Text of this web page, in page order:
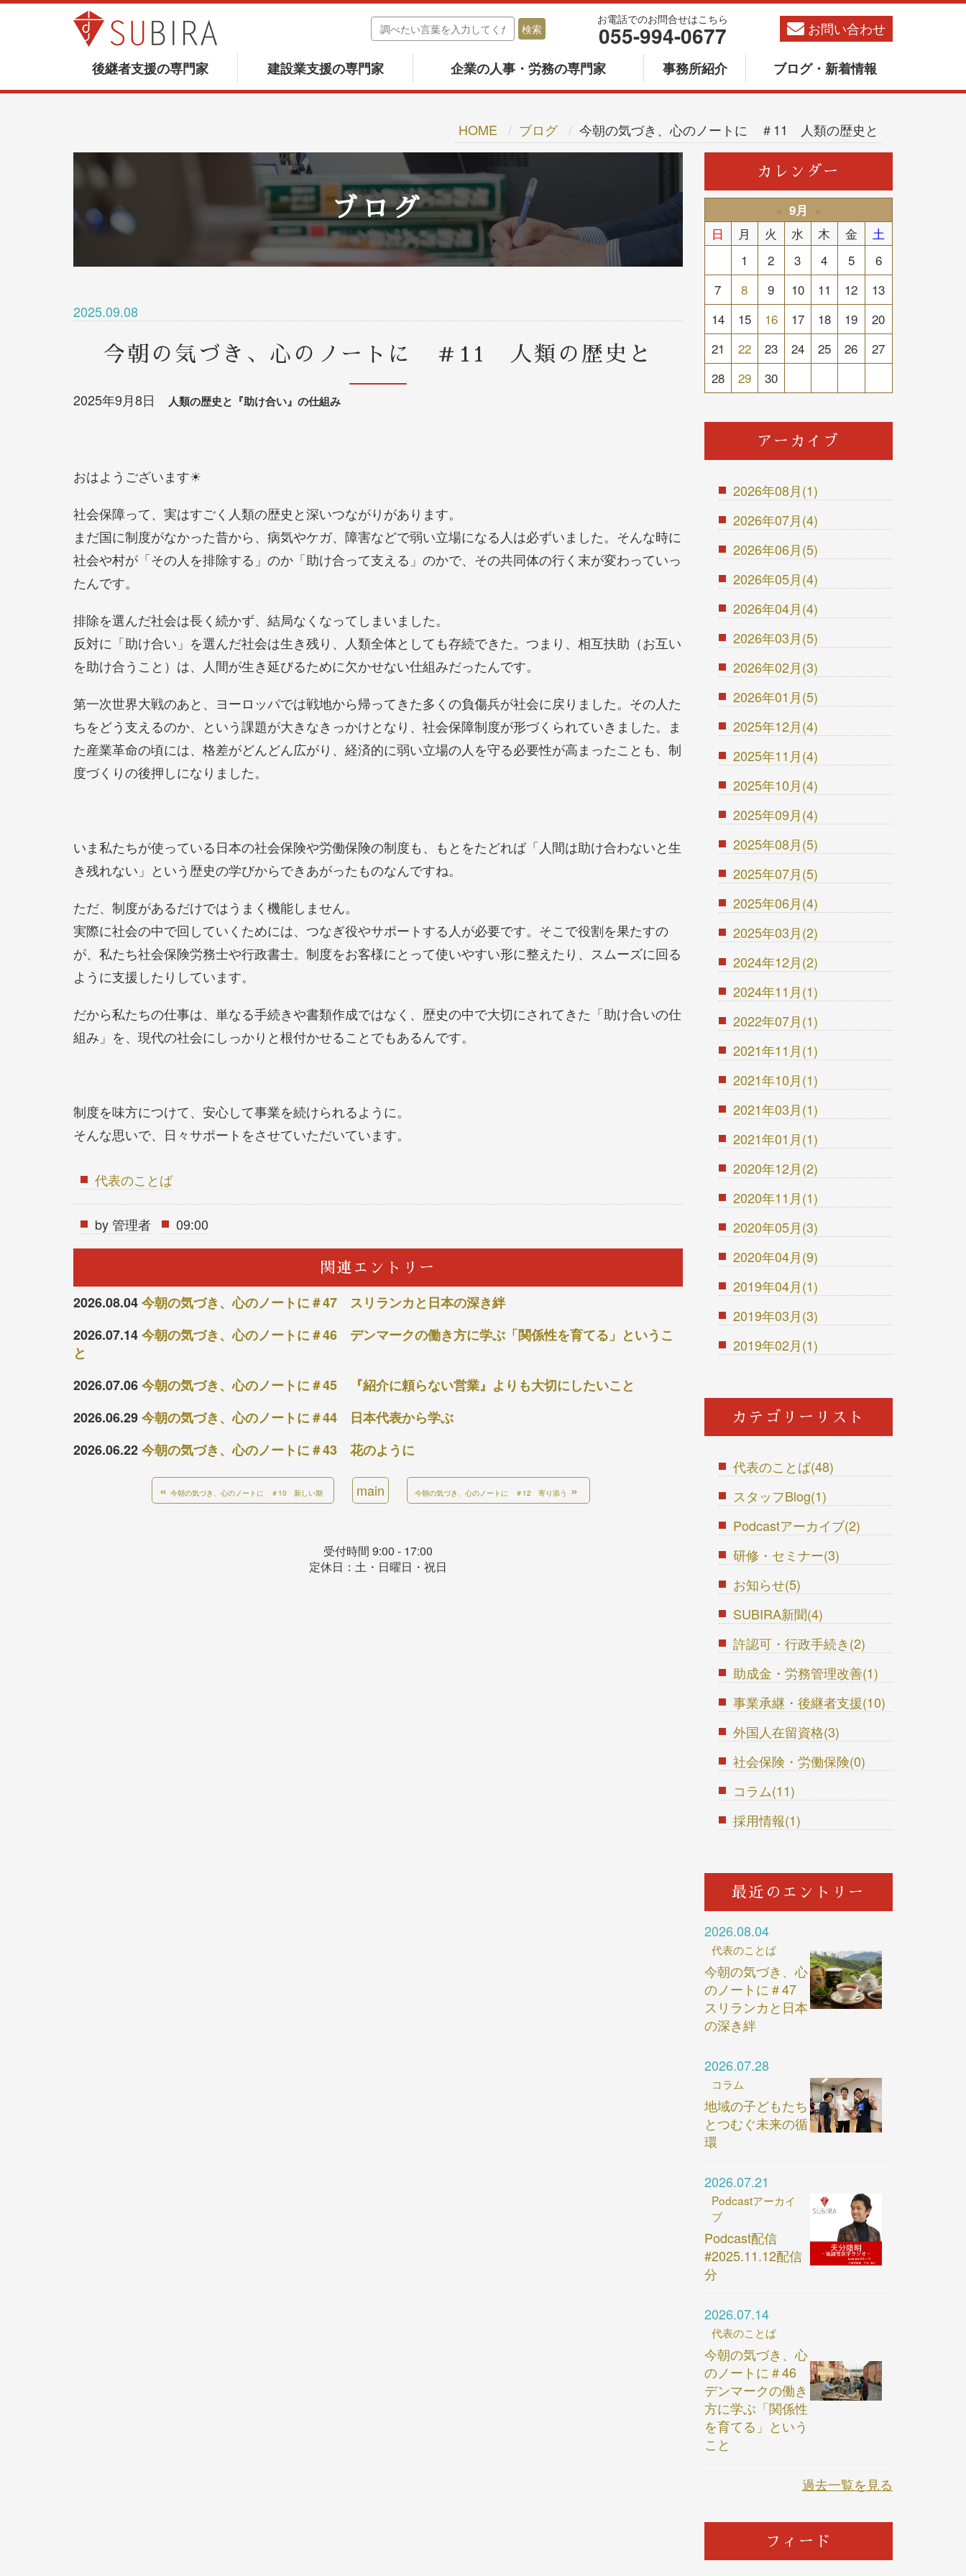
お電話でのお問合せはこちら
055-994-0677 お問い合わせ
後継者支援の専門家 建設業支援の専門家 企業の人事・労務の専門家 事務所紹介 ブログ・新着情報
HOME ブログ 今朝の気づき、心のノートに ＃11 人類の歴史と
ブログ
2025.09.08
今朝の気づき、心のノートに ＃11 人類の歴史と
2025年9月8日 人類の歴史と『助け合い』の仕組み
おはようございます☀
社会保障って、実はすごく人類の歴史と深いつながりがあります。
まだ国に制度がなかった昔から、病気やケガ、障害などで弱い立場になる人は必ずいました。そんな時に
社会や村が「その人を排除する」のか「助け合って支える」のかで、その共同体の行く末が変わっていっ
たんです。
排除を選んだ社会は長く続かず、結局なくなってしまいました。
反対に「助け合い」を選んだ社会は生き残り、人類全体としても存続できた。つまり、相互扶助（お互い
を助け合うこと）は、人間が生き延びるために欠かせない仕組みだったんです。
第一次世界大戦のあと、ヨーロッパでは戦地から帰ってきた多くの負傷兵が社会に戻りました。その人た
ちをどう支えるのか、という課題が大きなきっかけとなり、社会保障制度が形づくられていきました。ま
た産業革命の頃には、格差がどんどん広がり、経済的に弱い立場の人を守る必要性が高まったことも、制
度づくりの後押しになりました。
いま私たちが使っている日本の社会保険や労働保険の制度も、もとをたどれば「人間は助け合わないと生
き残れない」という歴史の学びからできあがったものなんですね。
ただ、制度があるだけではうまく機能しません。
実際に社会の中で回していくためには、つなぎ役やサポートする人が必要です。そこで役割を果たすの
が、私たち社会保険労務士や行政書士。制度をお客様にとって使いやすい形に整えたり、スムーズに回る
ように支援したりしています。
だから私たちの仕事は、単なる手続きや書類作成ではなく、歴史の中で大切にされてきた「助け合いの仕
組み」を、現代の社会にしっかりと根付かせることでもあるんです。
制度を味方につけて、安心して事業を続けられるように。
そんな思いで、日々サポートをさせていただいています。
代表のことば
by管理者 09:00
関連エントリー
2026.08.04今朝の気づき、心のノートに＃47 スリランカと日本の深き絆
2026.07.14今朝の気づき、心のノートに＃46 デンマークの働き方に学ぶ「関係性を育てる」というこ
と
2026.07.06今朝の気づき、心のノートに＃45 『紹介に頼らない営業』よりも大切にしたいこと
2026.06.29今朝の気づき、心のノートに＃44 日本代表から学ぶ
2026.06.22今朝の気づき、心のノートに＃43 花のように
«今朝の気づき、心のノートに ＃10 新しい期 main 今朝の気づき、心のノートに ＃12 寄り添う »
受付時間 9:00 - 17:00
定休日：土・日曜日・祝日
カレンダー
« 9月 »
日 月 火 水 木 金
土
1
2 3 4 5
6
7
8 9 10 11 12
13
14
15 16 17 18 19
20
21
22 23 24 25 26
27
28
29 30
アーカイブ
2026年08月(1)
2026年07月(4)
2026年06月(5)
2026年05月(4)
2026年04月(4)
2026年03月(5)
2026年02月(3)
2026年01月(5)
2025年12月(4)
2025年11月(4)
2025年10月(4)
2025年09月(4)
2025年08月(5)
2025年07月(5)
2025年06月(4)
2025年03月(2)
2024年12月(2)
2024年11月(1)
2022年07月(1)
2021年11月(1)
2021年10月(1)
2021年03月(1)
2021年01月(1)
2020年12月(2)
2020年11月(1)
2020年05月(3)
2020年04月(9)
2019年04月(1)
2019年03月(3)
2019年02月(1)
カテゴリーリスト
代表のことば(48)
スタッフBlog(1)
Podcastアーカイブ(2)
研修・セミナー(3)
お知らせ(5)
SUBIRA新聞(4)
許認可・行政手続き(2)
助成金・労務管理改善(1)
事業承継・後継者支援(10)
外国人在留資格(3)
社会保険・労働保険(0)
コラム(11)
採用情報(1)
最近のエントリー
2026.08.04
代表のことば
今朝の気づき、心
のノートに＃47
スリランカと日本
の深き絆
2026.07.28
コラム
地域の子どもたち
とつむぐ未来の循
環
2026.07.21
Podcastアーカイ
ブ
Podcast配信
#2025.11.12配信
分
2026.07.14
代表のことば
今朝の気づき、心
のノートに＃46
デンマークの働き
方に学ぶ「関係性
を育てる」という
こと
過去一覧を見る
フィード